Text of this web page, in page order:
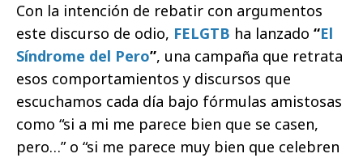
Con la intención de rebatir con argumentos
este discurso de odio, FELGTB ha lanzado “El
Síndrome del Pero”, una campaña que retrata
esos comportamientos y discursos que
escuchamos cada día bajo fórmulas amistosas
como “si a mi me parece bien que se casen,
pero…” o “si me parece muy bien que celebren